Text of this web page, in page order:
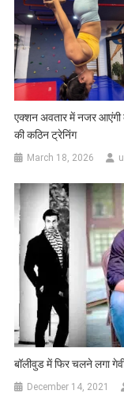
एक्शन अवतार में नजर आएंगी
की कठिन ट्रेनिंग
March 18, 2026
बॉलीवुड में फिर चलने लगा
December 14, 2021